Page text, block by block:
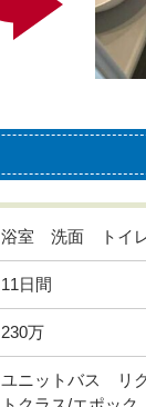
浴室 洗面 トイ
11日間
230万
ユニットバス リ